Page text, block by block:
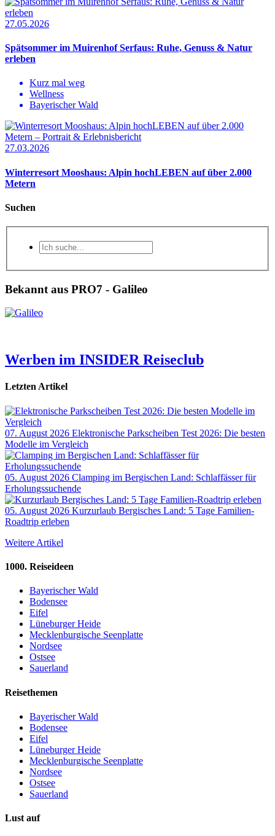
27.05.2026
Spätsommer im Muirenhof Serfaus: Ruhe, Genuss & Natur
erleben
Kurz mal weg
Wellness
Bayerischer Wald
27.03.2026
Winterresort Mooshaus: Alpin hochLEBEN auf über 2.000
Metern
Suchen
Bekannt aus PRO7 - Galileo
Werben im INSIDER Reiseclub
Letzten Artikel
07. August 2026 Elektronische Parkscheiben Test 2026: Die besten
Modelle im Vergleich
05. August 2026 Clamping im Bergischen Land: Schlaffässer für
Erholungssuchende
05. August 2026 Kurzurlaub Bergisches Land: 5 Tage Familien-
Roadtrip erleben
Weitere Artikel
1000. Reiseideen
Bayerischer Wald
Bodensee
Eifel
Lüneburger Heide
Mecklenburgische Seenplatte
Nordsee
Ostsee
Sauerland
Reisethemen
Bayerischer Wald
Bodensee
Eifel
Lüneburger Heide
Mecklenburgische Seenplatte
Nordsee
Ostsee
Sauerland
Lust auf